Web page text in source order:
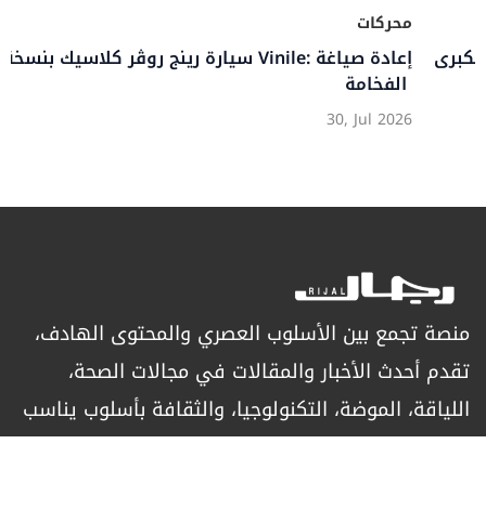
محركات
سيارة رينج روڤر كلاسيك بنسخة Vinile: إعادة صياغة
30, Jul 2026
منصة تجمع بين الأسلوب العصري والمحتوى الهادف،
تقدم أحدث الأخبار والمقالات في مجالات الصحة،
اللياقة، الموضة، التكنولوجيا، والثقافة بأسلوب يناسب
الرجل العصري الباحث عن التميز.